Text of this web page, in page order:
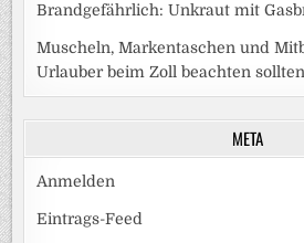
Brandgefährlich: Unkraut mit
Muscheln, Markentaschen und
Urlauber beim Zoll beachten sollten
META
Anmelden
Eintrags-Feed